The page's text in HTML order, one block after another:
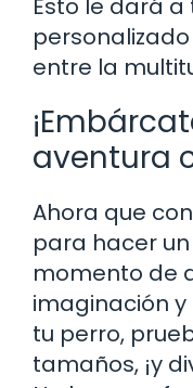
Esto le dará
entre la
aventura
Ahora que
para hacer
momento de
imaginación y
tu perro,
tamaños, ¡y